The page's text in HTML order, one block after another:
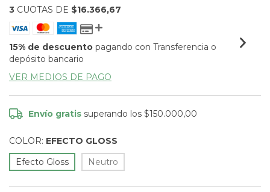
3 CUOTAS DE $16.366,67
15% de descuento pagando con Transferencia o
depósito bancario
VER MEDIOS DE PAGO
Envío gratis superando los$150.000,00
COLOR: EFECTO GLOSS
Efecto Gloss
Neutro